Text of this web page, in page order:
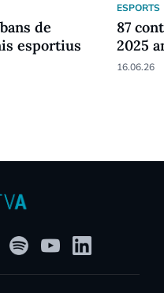
de
esportius
ESPORTS
87
2025
16.06.26